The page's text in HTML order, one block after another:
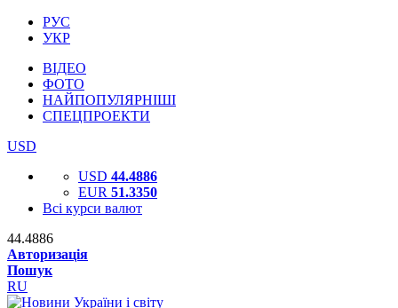
РУС
УКР
ВІДЕО
ФОТО
НАЙПОПУЛЯРНІШІ
СПЕЦПРОЕКТИ
USD
USD 44.4886
EUR 51.3350
Всі курси валют
44.4886
Авторизація
Пошук
RU